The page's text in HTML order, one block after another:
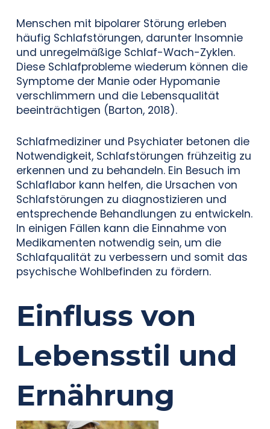
Menschen mit bipolarer Störung erleben
häufig Schlafstörungen, darunter Insomnie
und unregelmäßige Schlaf-Wach-Zyklen.
Diese Schlafprobleme wiederum können die
Symptome der Manie oder Hypomanie
verschlimmern und die Lebensqualität
beeinträchtigen (Barton, 2018).
Schlafmediziner und Psychiater betonen die
Notwendigkeit, Schlafstörungen frühzeitig zu
erkennen und zu behandeln. Ein Besuch im
Schlaflabor kann helfen, die Ursachen von
Schlafstörungen zu diagnostizieren und
entsprechende Behandlungen zu entwickeln.
In einigen Fällen kann die Einnahme von
Medikamenten notwendig sein, um die
Schlafqualität zu verbessern und somit das
psychische Wohlbefinden zu fördern.
Einfluss von
Lebensstil und
Ernährung